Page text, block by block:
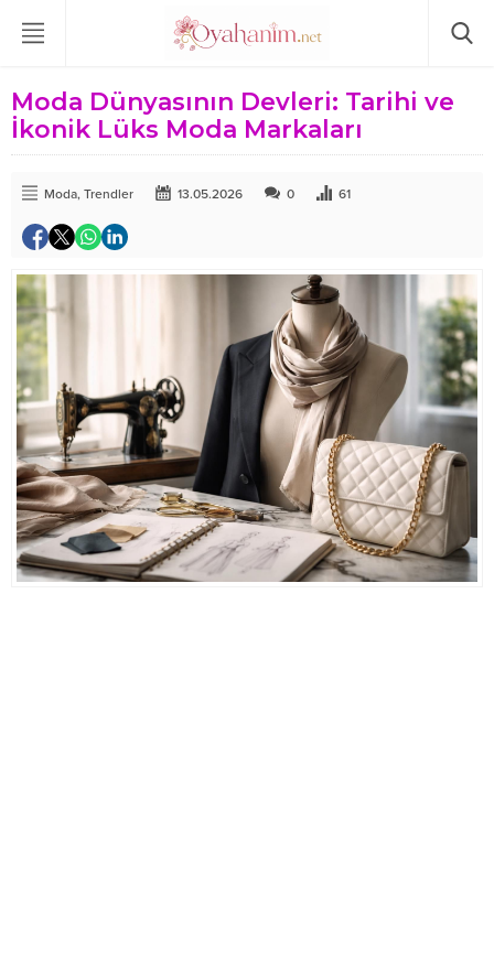
Moda Dünyasının Devleri: Tarihi ve
İkonik Lüks Moda Markaları
Moda, Trendler 13.05.2026 0 61